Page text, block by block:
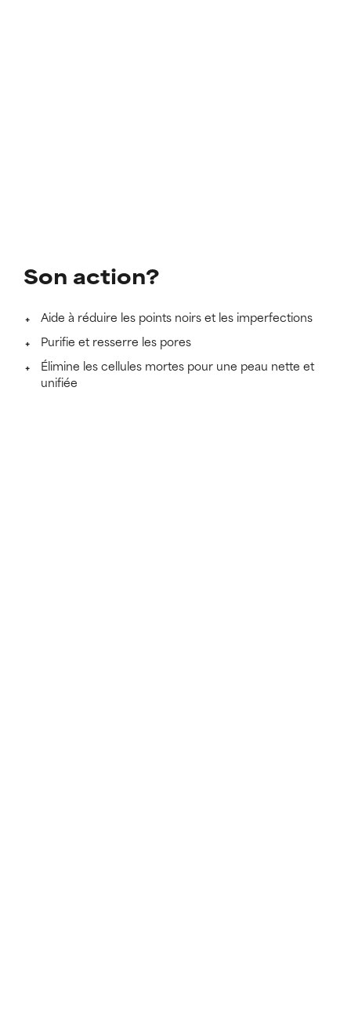
Son action?
Aide à réduire les points noirs et les imperfections
Purifie et resserre les pores
Élimine les cellules mortes pour une peau nette et
unifiée